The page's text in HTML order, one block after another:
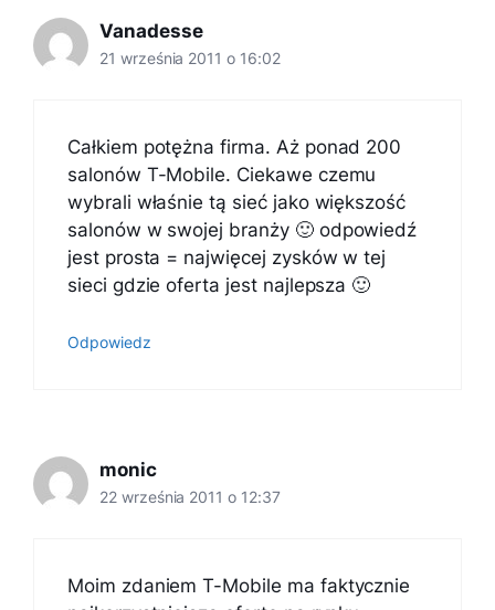
Vanadesse
21 września 2011 o 16:02
Całkiem potężna firma. Aż ponad 200
salonów T-Mobile. Ciekawe czemu
wybrali właśnie tą sieć jako większość
salonów w swojej branży 🙂 odpowiedź
jest prosta = najwięcej zysków w tej
sieci gdzie oferta jest najlepsza 🙂
Odpowiedz
monic
22 września 2011 o 12:37
Moim zdaniem T-Mobile ma faktycznie